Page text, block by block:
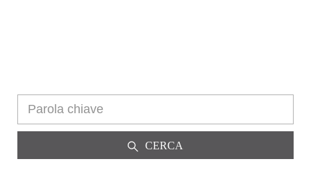
CERCA